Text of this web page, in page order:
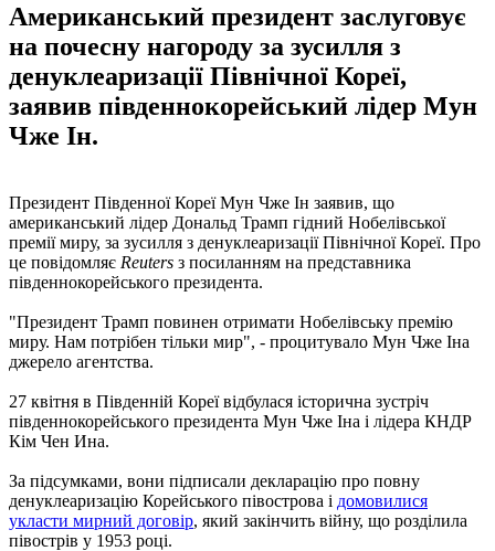
Американський президент заслуговує
на почесну нагороду за зусилля з
денуклеаризації Північної Кореї,
заявив південнокорейський лідер Мун
Чже Ін.
Президент Південної Кореї Мун Чже Ін заявив, що
американський лідер Дональд Трамп гідний Нобелівської
премії миру, за зусилля з денуклеаризації Північної Кореї. Про
це повідомляє Reuters з посиланням на представника
південнокорейського президента.
"Президент Трамп повинен отримати Нобелівську премію
миру. Нам потрібен тільки мир", - процитувало Мун Чже Іна
джерело агентства.
27 квітня в Південній Кореї відбулася історична зустріч
південнокорейського президента Мун Чже Іна і лідера КНДР
Кім Чен Ина.
За підсумками, вони підписали декларацію про повну
денуклеаризацію Корейського півострова і домовилися
укласти мирний договір, який закінчить війну, що розділила
півострів у 1953 році.